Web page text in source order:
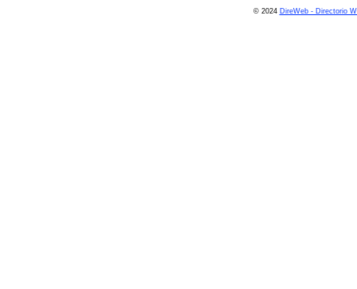
© 2024 DireWeb - Directorio